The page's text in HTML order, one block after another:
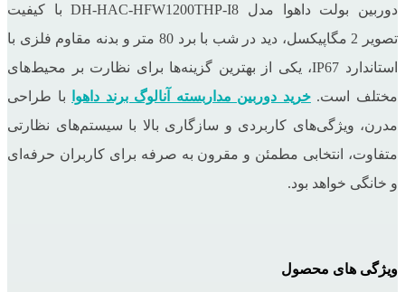
دوربین بولت داهوا مدل DH-HAC-HFW1200THP-I8 با کیفیت
تصویر 2 مگاپیکسل، دید در شب با برد 80 متر و بدنه مقاوم فلزی با
استاندارد IP67، یکی از بهترین گزینه‌ها برای نظارت بر محیط‌های
مختلف است.خرید دوربین مداربسته آنالوگ برند داهوا
با طراحی
مدرن، ویژگی‌های کاربردی و سازگاری بالا با سیستم‌های نظارتی
متفاوت، انتخابی مطمئن و مقرون به صرفه برای کاربران حرفه‌ای
و خانگی خواهد بود.
ویژگی های محصول